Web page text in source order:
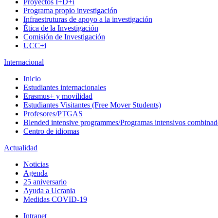
Proyectos I+D+i
Programa propio investigación
Infraestruturas de apoyo a la investigación
Ética de la Investigación
Comisión de Investigación
UCC+i
Internacional
Inicio
Estudiantes internacionales
Erasmus+ y movilidad
Estudiantes Visitantes (Free Mover Students)
Profesores/PTGAS
Blended intensive programmes/Programas intensivos
Centro de idiomas
Actualidad
Noticias
Agenda
25 aniversario
Ayuda a Ucrania
Medidas COVID-19
Intranet